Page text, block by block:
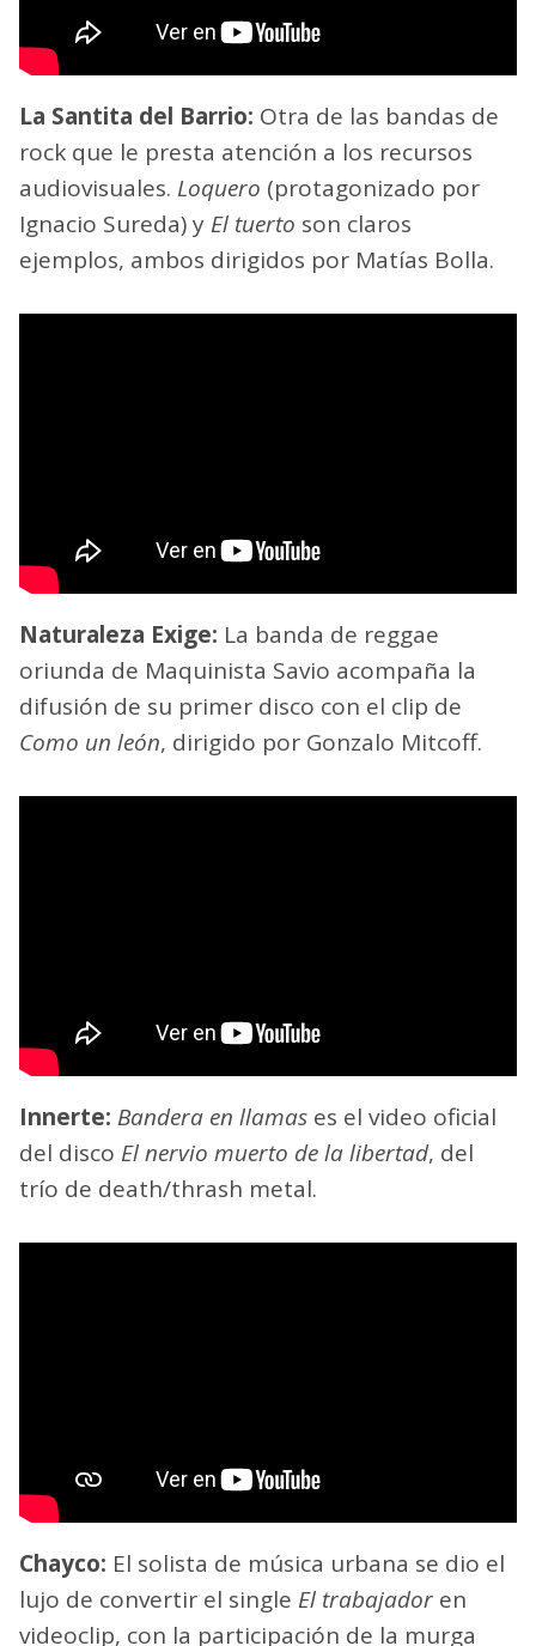
La Santita del Barrio: Otra de las bandas de
rock que le presta atención a los recursos
audiovisuales. Loquero (protagonizado por
Ignacio Sureda) y El tuerto son claros
ejemplos, ambos dirigidos por Matías Bolla.
Naturaleza Exige: La banda de reggae
oriunda de Maquinista Savio acompaña la
difusión de su primer disco con el clip de
Como un león, dirigido por Gonzalo Mitcoff.
Innerte: Bandera en llamas es el video oficial
del disco El nervio muerto de la libertad, del
trío de death/thrash metal.
Chayco: El solista de música urbana se dio el
lujo de convertir el single El trabajador en
videoclip, con la participación de la murga